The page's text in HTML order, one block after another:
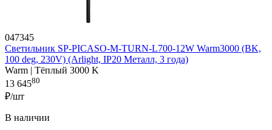
047345
Светильник SP-PICASO-M-TURN-L700-12W Warm3000 (BK,
100 deg, 230V) (Arlight, IP20 Металл, 3 года)
Warm | Тёплый 3000 K
13 64580
₽/шт
В наличии